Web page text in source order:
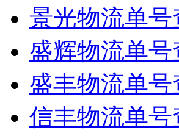
景光物流单号
盛辉物流单号
盛丰物流单号
信丰物流单号